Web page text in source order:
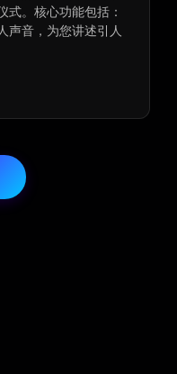
式。核心功能包括：
声音，为您讲述引人